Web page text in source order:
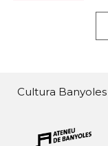
Cultura Banyoles